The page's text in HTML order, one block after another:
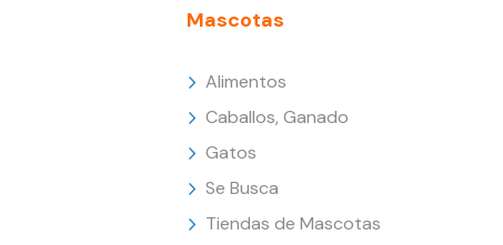
Mascotas
Alimentos
Caballos, Ganado
Gatos
Se Busca
Tiendas de Mascotas